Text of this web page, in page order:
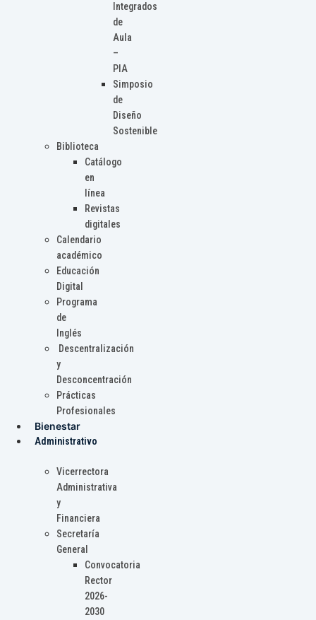
Integrados
de
Aula
–
PIA
Simposio
de
Diseño
Sostenible
Biblioteca
Catálogo
en
línea
Revistas
digitales
Calendario
académico
Educación
Digital
Programa
de
Inglés
Descentralización
y
Desconcentración
Prácticas
Profesionales
Bienestar
Administrativo
Vicerrectora
Administrativa
y
Financiera
Secretaría
General
Convocatoria
Rector
2026-
2030